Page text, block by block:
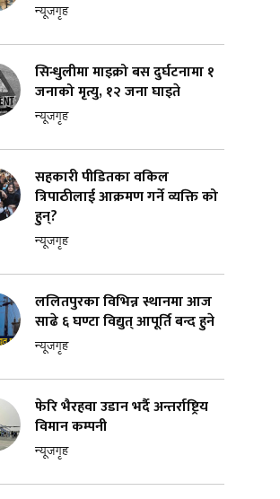
न्यूजगृह
सिन्धुलीमा माइक्रो बस दुर्घटनामा १
जनाको मृत्यु, १२ जना घाइते
न्यूजगृह
सहकारी पीडितका वकिल
त्रिपाठीलाई आक्रमण गर्ने व्यक्ति को
हुन्?
न्यूजगृह
ललितपुरका विभिन्न स्थानमा आज
साढे ६ घण्टा विद्युत् आपूर्ति बन्द हुने
न्यूजगृह
फेरि भैरहवा उडान भर्दै अन्तर्राष्ट्रिय
विमान कम्पनी
न्यूजगृह